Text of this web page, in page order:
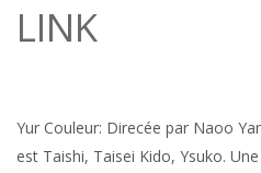
LINK
Yur Couleur: Direcée par Naoo
est Taishi, Taisei Kido, Ysuko.